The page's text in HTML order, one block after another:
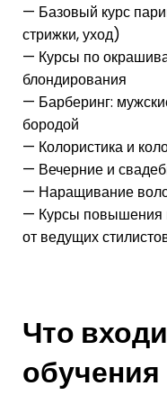
— Базовый курс
стрижки, уход)
— Курсы по
блондирования
— Барберинг:
бородой
— Колористика и
— Вечерние и
— Наращивание
— Курсы повышения
от ведущих
Что
обучения